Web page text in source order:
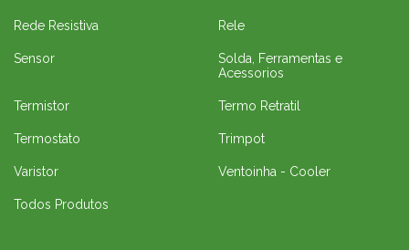
Rede Resistiva Rele
Sensor
Solda, Ferramentas e
Acessorios
Termistor Termo Retratil
Termostato Trimpot
Varistor Ventoinha - Cooler
Todos Produtos